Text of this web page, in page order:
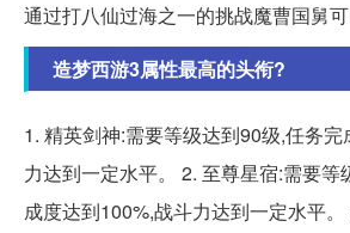
通过打八仙过海之一的挑战魔曹国舅可
造梦西游3属性最高的头衔?
1. 精英剑神:需要等级达到90级,任务
力达到一定水平。 2. 至尊星宿:需要
成度达到100%,战斗力达到一定水平。